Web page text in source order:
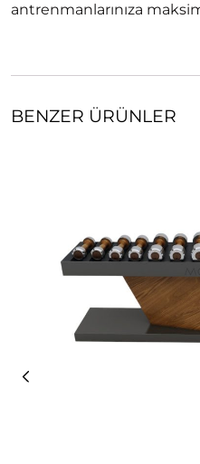
antrenmanlarınıza
BENZER ÜRÜNLER